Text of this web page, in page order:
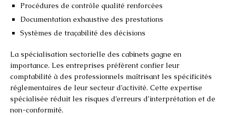
Procédures de contrôle qualité renforcées
Documentation exhaustive des prestations
Systèmes de traçabilité des décisions
La spécialisation sectorielle des cabinets gagne en
importance. Les entreprises préfèrent confier leur
comptabilité à des professionnels maîtrisant les spécificités
réglementaires de leur secteur d’activité. Cette expertise
spécialisée réduit les risques d’erreurs d’interprétation et de
non-conformité.